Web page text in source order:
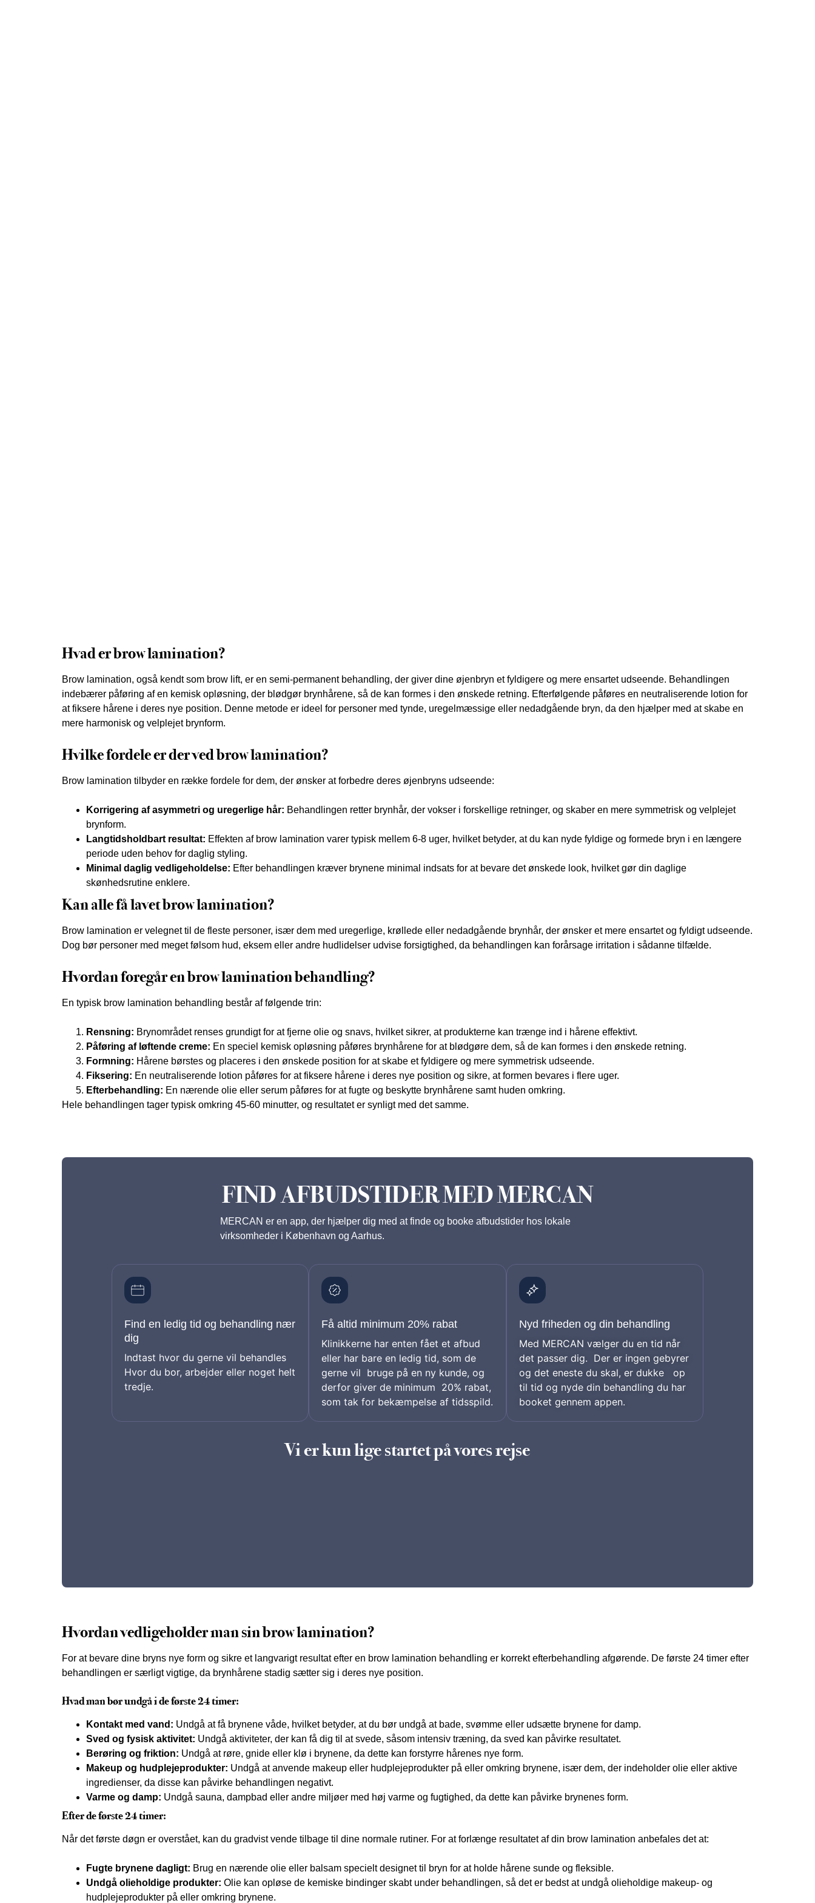
Hvad er brow lamination?
Brow lamination, også kendt som brow lift, er en semi-permanent behandling, der giver dine øjenbryn et fyldigere og mere ensartet udseende. Behandlingen
indebærer påføring af en kemisk opløsning, der blødgør brynhårene, så de kan formes i den ønskede retning. Efterfølgende påføres en neutraliserende lotion for
at fiksere hårene i deres nye position. Denne metode er ideel for personer med tynde, uregelmæssige eller nedadgående bryn, da den hjælper med at skabe en
mere harmonisk og velplejet brynform.
Hvilke fordele er der ved brow lamination?
Brow lamination tilbyder en række fordele for dem, der ønsker at forbedre deres øjenbryns udseende:
Korrigering af asymmetri og uregerlige hår: Behandlingen retter brynhår, der vokser i forskellige retninger, og skaber en mere symmetrisk og velplejet
brynform.
Langtidsholdbart resultat: Effekten af brow lamination varer typisk mellem 6-8 uger, hvilket betyder, at du kan nyde fyldige og formede bryn i en længere
periode uden behov for daglig styling.
Minimal daglig vedligeholdelse: Efter behandlingen kræver brynene minimal indsats for at bevare det ønskede look, hvilket gør din daglige
skønhedsrutine enklere.
Kan alle få lavet brow lamination?
Brow lamination er velegnet til de fleste personer, især dem med uregerlige, krøllede eller nedadgående brynhår, der ønsker et mere ensartet og fyldigt udseende.
Dog bør personer med meget følsom hud, eksem eller andre hudlidelser udvise forsigtighed, da behandlingen kan forårsage irritation i sådanne tilfælde.
Hvordan foregår en brow lamination behandling?
En typisk brow lamination behandling består af følgende trin:
Rensning: Brynområdet renses grundigt for at fjerne olie og snavs, hvilket sikrer, at produkterne kan trænge ind i hårene effektivt.
Påføring af løftende creme: En speciel kemisk opløsning påføres brynhårene for at blødgøre dem, så de kan formes i den ønskede retning.
Formning: Hårene børstes og placeres i den ønskede position for at skabe et fyldigere og mere symmetrisk udseende.
Fiksering: En neutraliserende lotion påføres for at fiksere hårene i deres nye position og sikre, at formen bevares i flere uger.
Efterbehandling: En nærende olie eller serum påføres for at fugte og beskytte brynhårene samt huden omkring.
Hele behandlingen tager typisk omkring 45-60 minutter, og resultatet er synligt med det samme.
FIND AFBUDSTIDER MED MERCAN
MERCAN er en app, der hjælper dig med at finde og booke afbudstider hos lokale
virksomheder i København og Aarhus.
Find en ledig tid og behandling nær
dig
Indtast hvor du gerne vil behandles
Hvor du bor, arbejder eller noget helt
tredje.
Få altid minimum 20% rabat
Klinikkerne har enten fået et afbud
eller har bare en ledig tid, som de
gerne vil bruge på en ny kunde, og
derfor giver de minimum 20% rabat,
som tak for bekæmpelse af tidsspild.
Nyd friheden og din behandling
Med MERCAN vælger du en tid når
det passer dig. Der er ingen gebyrer
og det eneste du skal, er dukke op
til tid og nyde din behandling du har
booket gennem appen.
Vi er kun lige startet på vores rejse
Hvordan vedligeholder man sin brow lamination?
For at bevare dine bryns nye form og sikre et langvarigt resultat efter en brow lamination behandling er korrekt efterbehandling afgørende. De første 24 timer efter
behandlingen er særligt vigtige, da brynhårene stadig sætter sig i deres nye position.
Hvad man bør undgå i de første 24 timer:
Kontakt med vand: Undgå at få brynene våde, hvilket betyder, at du bør undgå at bade, svømme eller udsætte brynene for damp.
Sved og fysisk aktivitet: Undgå aktiviteter, der kan få dig til at svede, såsom intensiv træning, da sved kan påvirke resultatet.
Berøring og friktion: Undgå at røre, gnide eller klø i brynene, da dette kan forstyrre hårenes nye form.
Makeup og hudplejeprodukter: Undgå at anvende makeup eller hudplejeprodukter på eller omkring brynene, især dem, der indeholder olie eller aktive
ingredienser, da disse kan påvirke behandlingen negativt.
Varme og damp: Undgå sauna, dampbad eller andre miljøer med høj varme og fugtighed, da dette kan påvirke brynenes form.
Efter de første 24 timer:
Når det første døgn er overstået, kan du gradvist vende tilbage til dine normale rutiner. For at forlænge resultatet af din brow lamination anbefales det at:
Fugte brynene dagligt: Brug en nærende olie eller balsam specielt designet til bryn for at holde hårene sunde og fleksible.
Undgå olieholdige produkter: Olie kan opløse de kemiske bindinger skabt under behandlingen, så det er bedst at undgå olieholdige makeup- og
hudplejeprodukter på eller omkring brynene.